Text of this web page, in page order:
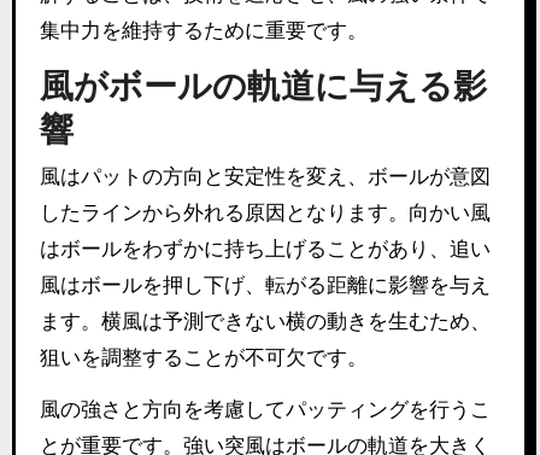
集中力を維持するために重要です。
風がボールの軌道に与える影
響
風はパットの方向と安定性を変え、ボールが意図
したラインから外れる原因となります。向かい風
はボールをわずかに持ち上げることがあり、追い
風はボールを押し下げ、転がる距離に影響を与え
ます。横風は予測できない横の動きを生むため、
狙いを調整することが不可欠です。
風の強さと方向を考慮してパッティングを行うこ
とが重要です。強い突風はボールの軌道を大きく